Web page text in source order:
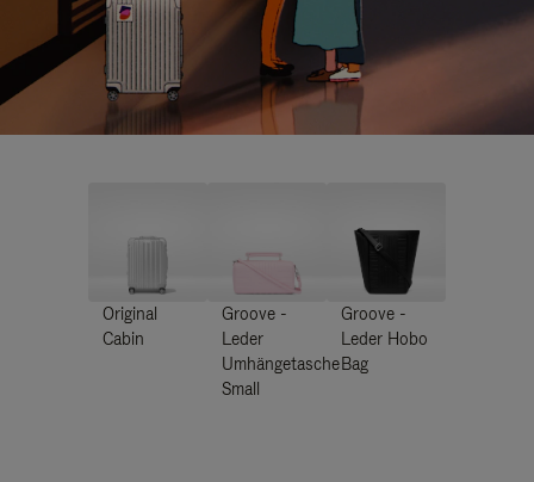
Original
Cabin
Groove -
Leder
Umhängetasche
Small
Groove -
Leder Hobo
Bag